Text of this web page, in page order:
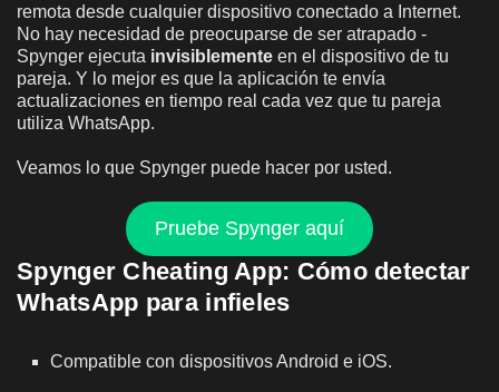
remota desde cualquier dispositivo conectado a Internet.
No hay necesidad de preocuparse de ser atrapado -
Spynger ejecuta invisiblemente en el dispositivo de tu
pareja. Y lo mejor es que la aplicación te envía
actualizaciones en tiempo real cada vez que tu pareja
utiliza WhatsApp.
Veamos lo que Spynger puede hacer por usted.
Pruebe Spynger aquí
Spynger Cheating App: Cómo detectar
WhatsApp para infieles
Compatible con dispositivos Android e iOS.